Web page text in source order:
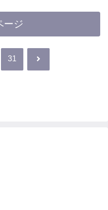
ージ
31 次